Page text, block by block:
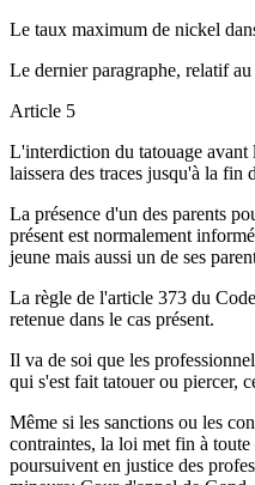
Le taux maximum de nickel
Le dernier paragraphe, relatif
Article 5
L'interdiction du tatouage avant
laissera des traces jusqu'à la fin
La présence d'un des parents
présent est normalement
jeune mais aussi un de ses
La règle de l'article 373 du
retenue dans le cas présent.
Il va de soi que les
qui s'est fait tatouer ou piercer,
Même si les sanctions ou les
contraintes, la loi met fin à
poursuivent en justice des